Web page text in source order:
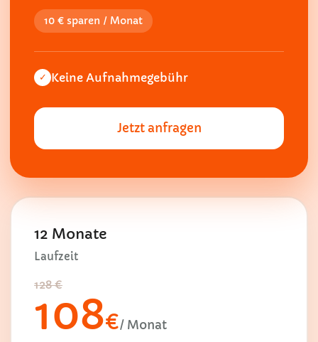
10 € sparen / Monat
✓ Keine Aufnahmegebühr
Jetzt anfragen
12 Monate
Laufzeit
128 €
108€/ Monat